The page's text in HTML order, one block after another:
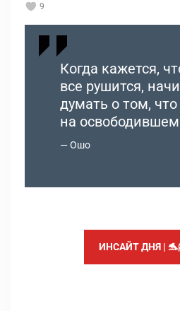
9
Когда кажется,
все рушится,
думать о том, что
на
Ошо
ИНСАЙТ ДНЯ |